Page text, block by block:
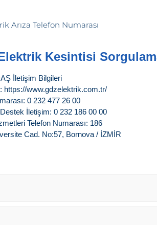
Kesintisi
İletişim Bilgileri
https://www.gdzelektrik.com.tr/
0 232 477 26 00
İletişim: 0 232 186 00 00
Telefon Numarası: 186
Cad. No:57, Bornova / İZMİR